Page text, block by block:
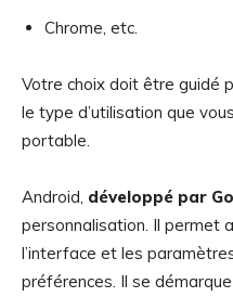
Chrome, etc.
Votre choix doit être guidé
le type d’utilisation que
portable.
Android, développé par
personnalisation. Il permet
l’interface et les
préférences. Il se